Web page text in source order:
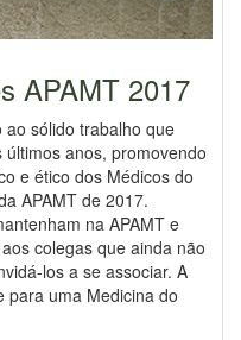
APAMT 2017
sólido trabalho que
anos, promovendo
e ético dos Médicos do
APAMT de 2017.
na APAMT e
colegas que ainda não
los a se associar. A
para uma Medicina do